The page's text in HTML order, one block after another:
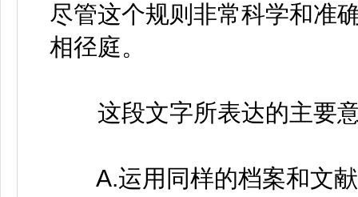
尽管这个规则非常科学和准
相径庭。
这段文字所表达的主要
A.运用同样的档案和文献